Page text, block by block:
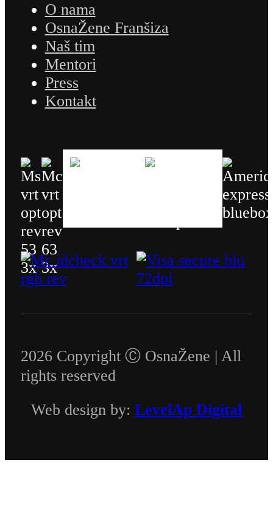
O nama
OsnaŽene Franšiza
Naš tim
Mentori
Press
Kontakt
2026 Copyright Ⓒ OsnaŽene | All
rights reserved
Web design by: LevelAp Digital